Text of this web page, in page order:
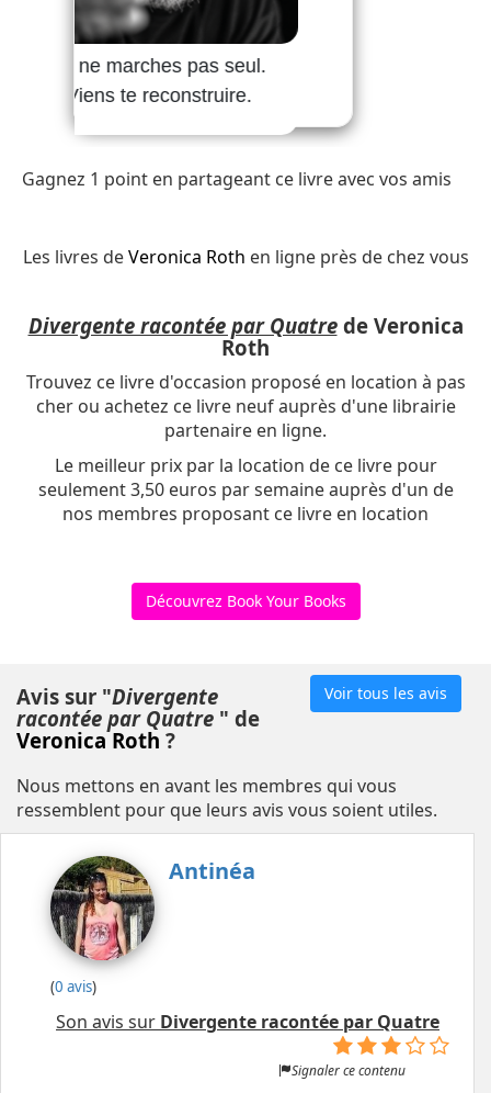
Gagnez 1 point en partageant ce livre avec vos amis
Les livres deVeronica Roth en ligne près de chez vous
Divergente racontée par Quatrede Veronica
Roth
Trouvez ce livre d'occasion proposé en location à pas
cher ou achetez ce livre neuf auprès d'une librairie
partenaire en ligne.
Le meilleur prix par la location de ce livre pour
seulement 3,50 euros par semaine auprès d'un de
nos membres proposant ce livre en location
Découvrez Book Your Books
Voir tous les avis
Avis sur "Divergente
racontée par Quatre " de
Veronica Roth ?
Nous mettons en avant les membres qui vous
ressemblent pour que leurs avis vous soient utiles.
Antinéa
(0 avis)
Son avis sur Divergente racontée par Quatre
Signaler ce contenu